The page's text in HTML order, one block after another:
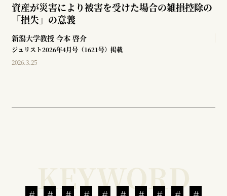
資産が災害により被害を受けた場合の雑損控除の
「損失」の意義
新潟大学教授 今本 啓介
ジュリスト2026年4月号（1621号）掲載
2026.3.25